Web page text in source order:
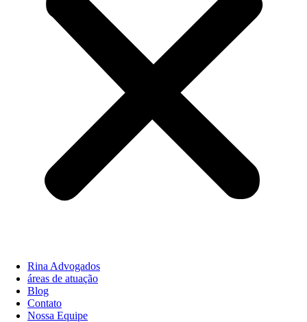
Rina Advogados
áreas de atuação
Blog
Contato
Nossa Equipe